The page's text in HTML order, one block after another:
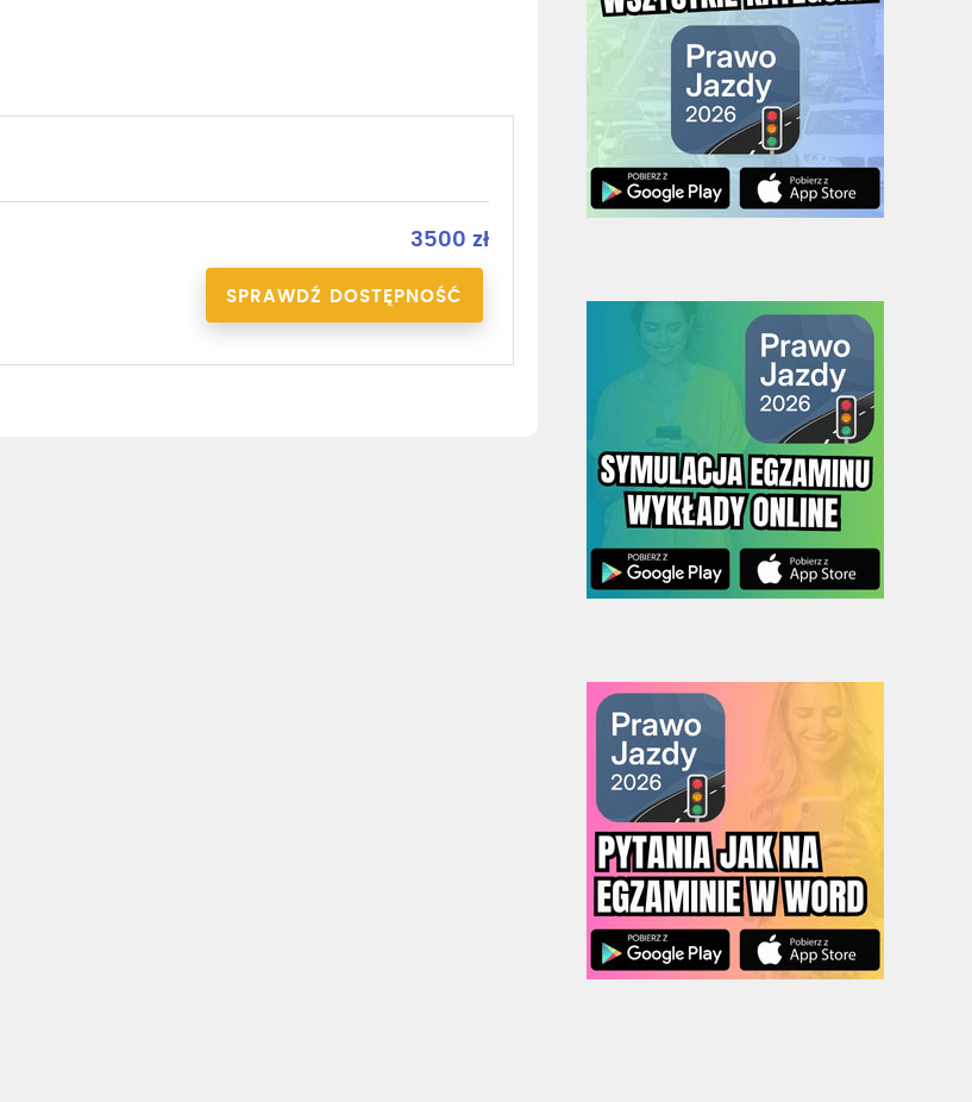
3500 zł
SPRAWDŹ DOSTĘPNOŚĆ